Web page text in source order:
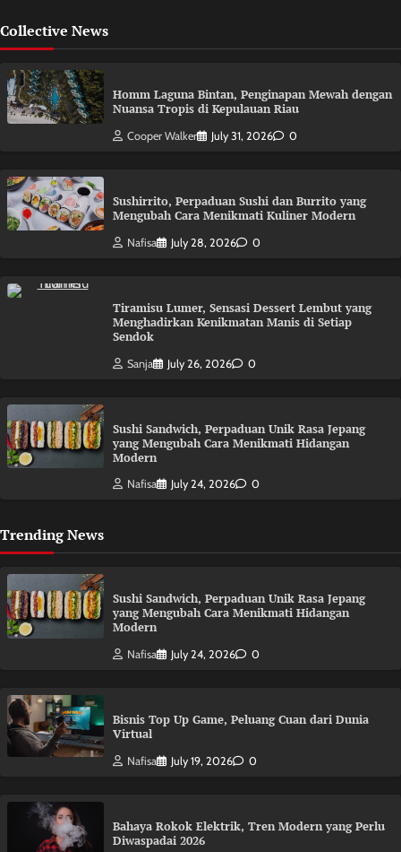
Collective News
Homm Laguna Bintan, Penginapan Mewah dengan
Nuansa Tropis di Kepulauan Riau
Cooper Walker July 31, 2026 0
Sushirrito, Perpaduan Sushi dan Burrito yang
Mengubah Cara Menikmati Kuliner Modern
Nafisa July 28, 2026 0
Tiramisu Lumer, Sensasi Dessert Lembut yang
Menghadirkan Kenikmatan Manis di Setiap
Sendok
Sanja July 26, 2026 0
Sushi Sandwich, Perpaduan Unik Rasa Jepang
yang Mengubah Cara Menikmati Hidangan
Modern
Nafisa July 24, 2026 0
Trending News
Sushi Sandwich, Perpaduan Unik Rasa Jepang
yang Mengubah Cara Menikmati Hidangan
Modern
Nafisa July 24, 2026 0
Bisnis Top Up Game, Peluang Cuan dari Dunia
Virtual
Nafisa July 19, 2026 0
Bahaya Rokok Elektrik, Tren Modern yang Perlu
Diwaspadai 2026